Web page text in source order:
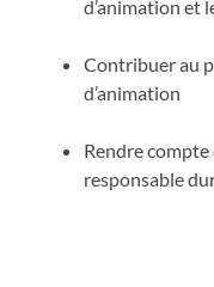
d’animation et
Contribuer au
d’animation
Rendre
responsable